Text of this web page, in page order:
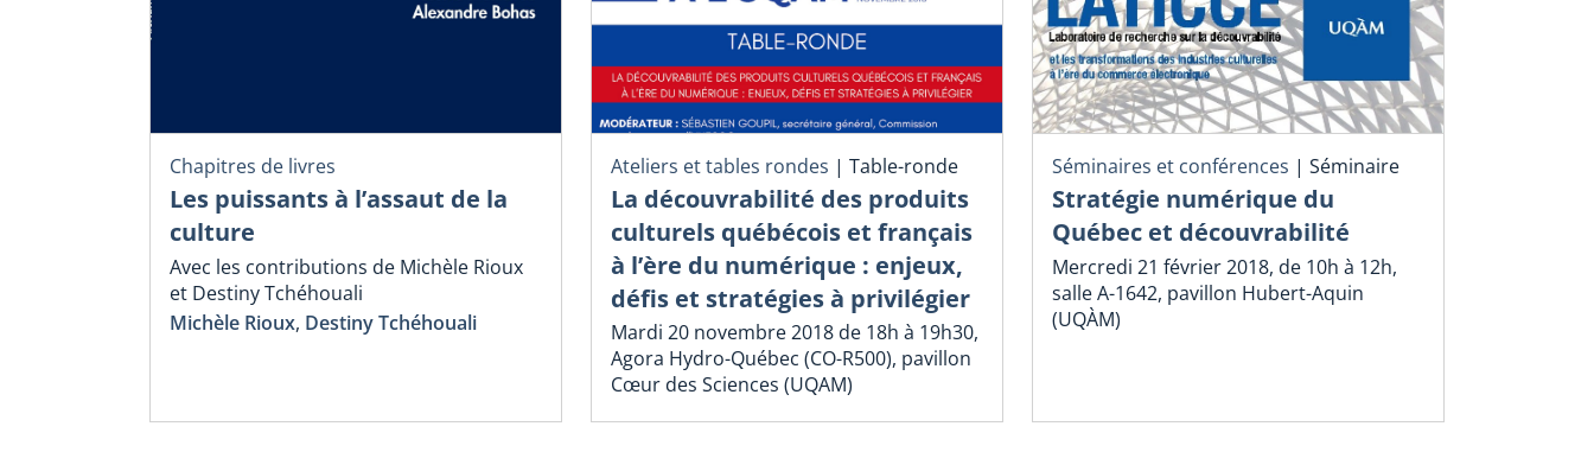
Chapitres de livres
Les puissants à l’assaut de la
culture
Avec les contributions de Michèle Rioux
et Destiny Tchéhouali
Michèle Rioux, Destiny Tchéhouali
Ateliers et tables rondes | Table-ronde
La découvrabilité des produits
culturels québécois et français
à l’ère du numérique : enjeux,
défis et stratégies à privilégier
Mardi 20 novembre 2018 de 18h à 19h30,
Agora Hydro-Québec (CO-R500), pavillon
Cœur des Sciences (UQAM)
Séminaires et conférences | Séminaire
Stratégie numérique du
Québec et découvrabilité
Mercredi 21 février 2018, de 10h à 12h,
salle A-1642, pavillon Hubert-Aquin
(UQÀM)